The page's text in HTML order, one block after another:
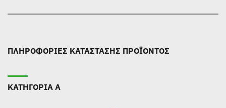
ΠΛΗΡΟΦΟΡΙΕΣ ΚΑΤΑΣΤΑΣΗΣ ΠΡΟΪΟΝΤΟΣ
ΚΑΤΗΓΟΡΙΑ Α